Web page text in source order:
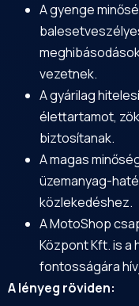
A gyenge
vezetnek.
A gyárilag
élettartamot,
biztosítanak.
A magas
üzemanyag-
közlekedéshez.
A MotoShop
Központ Kft. is
fontosságára
A lényeg röviden: